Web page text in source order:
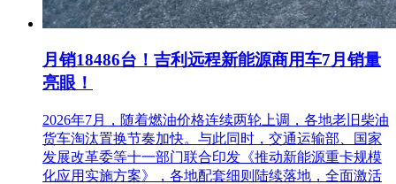
月销18486台！吉利远程新能源商用车7月销量
亮眼！
2026年7月，随着燃油价格连续两轮上调，各地老旧柴油
货车淘汰置换节奏加快。与此同时，交通运输部、国家
发展改革委等十一部门联合印发《推动新能源重卡规模
化应用实施方案》，各地配套细则陆续落地，全面激活